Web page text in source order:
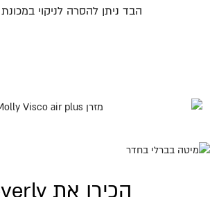
הבד ניתן להסרה לניקוי
הכירו את Beverly